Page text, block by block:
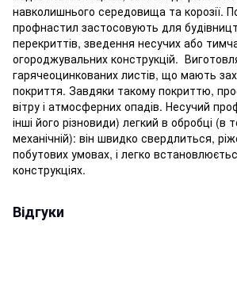
навколишнього середовища та корозії.
профнастил застосовують для
перекриттів, зведення несучих або
огороджувальних конструкцій.
гарячеоцинкованих листів, що мають
покриття. Завдяки такому покриттю,
вітру і атмосферних опадів. Несучий
інші його різновиди) легкий в обробці (в
механічній): він швидко свердлиться,
побутових умовах, і легко
конструкціях.
Відгуки